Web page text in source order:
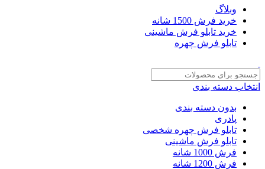
وبلاگ
خرید فرش 1500 شانه
خرید تابلو فرش ماشینی
تابلو فرش چهره
انتخاب دسته بندی
بدون دسته بندی
پادری
تابلو فرش چهره شخصی
تابلو فرش ماشینی
فرش 1000 شانه
فرش 1200 شانه